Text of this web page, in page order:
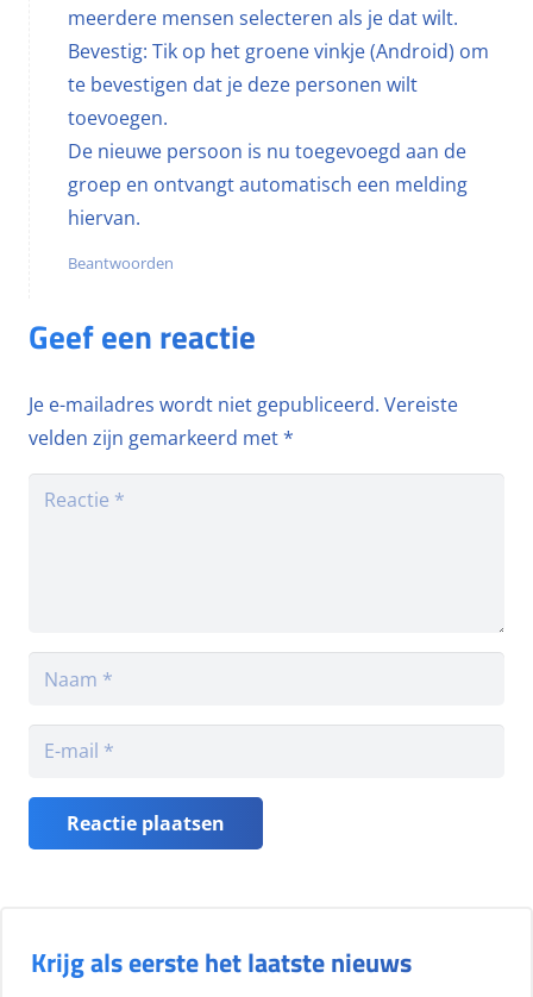
meerdere mensen selecteren als je dat wilt.
Bevestig: Tik op het groene vinkje (Android) om
te bevestigen dat je deze personen wilt
toevoegen.
De nieuwe persoon is nu toegevoegd aan de
groep en ontvangt automatisch een melding
hiervan.
Beantwoorden
Geef een reactie
Je e-mailadres wordt niet gepubliceerd. Vereiste
velden zijn gemarkeerd met*
Reactie plaatsen
Krijg als eerste het laatste nieuws